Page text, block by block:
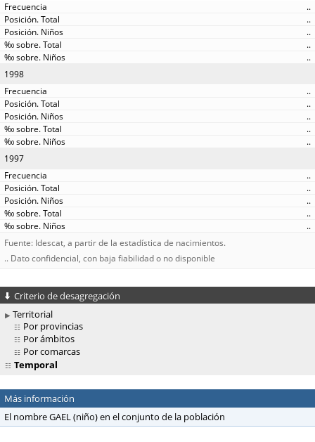
..
..
..
..
..
1998
..
..
..
..
..
1997
..
..
..
..
..
Fuente: Idescat, a partir de la estadística de nacimientos.
.. Dato confidencial, con baja fiabilidad o no disponible
Criterio de desagregación
Territorial
Por provincias
Por ámbitos
Por comarcas
Temporal
Más información
El nombre GAEL (niño) en el conjunto de la población